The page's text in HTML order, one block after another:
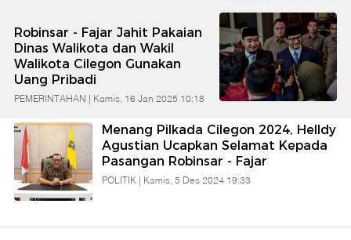
Robinsar - Fajar Jahit Pakaian
Dinas Walikota dan Wakil
Walikota Cilegon Gunakan
Uang Pribadi
PEMERINTAHAN | Kamis, 16 Jan 2025 10:18
Menang Pilkada Cilegon 2024, Helldy
Agustian Ucapkan Selamat Kepada
Pasangan Robinsar - Fajar
POLITIK | Kamis, 5 Des 2024 19:33